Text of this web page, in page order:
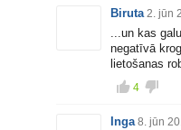
Biruta 2. jūn
...un kas
negatīvā
lietošanas
4
Inga 8. jūn